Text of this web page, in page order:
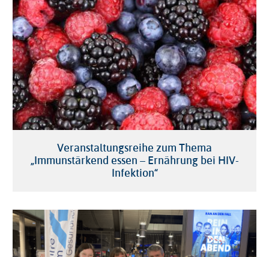
Veranstaltungsreihe zum Thema
„Immunstärkend essen – Ernährung bei HIV-
Infektion“